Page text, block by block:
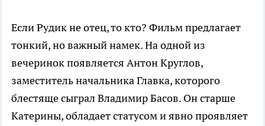
Если Рудик не отец, то кто? Фильм предлагает
тонкий, но важный намек. На одной из
вечеринок появляется Антон Круглов,
заместитель начальника Главка, которого
блестяще сыграл Владимир Басов. Он старше
Катерины, обладает статусом и явно проявляет